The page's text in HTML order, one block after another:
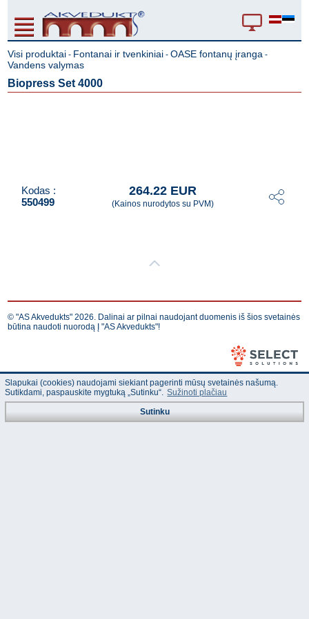
Visi produktai - Fontanai ir tvenkiniai -OASE fontanų įranga -
Vandens valymas
Biopress Set 4000
Kodas :
550499
264.22 EUR
(Kainos nurodytos su PVM)
© "AS Akvedukts" 2026. Dalinai ar pilnai naudojant duomenis iš šios svetainės
būtina naudoti nuorodą Į "AS Akvedukts"!
Slapukai (cookies) naudojami siekiant pagerinti mūsų svetainės našumą.
Sutikdami, paspauskite mygtuką „Sutinku“. Sužinoti plačiau
Sutinku